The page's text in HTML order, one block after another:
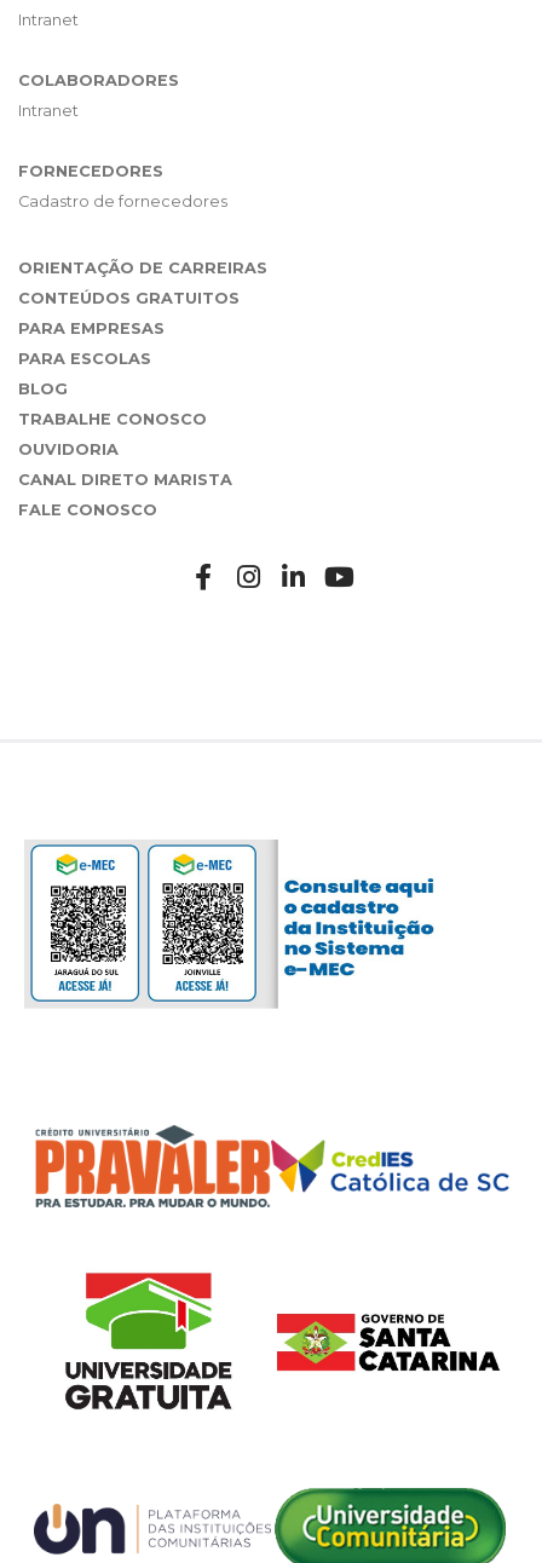
Intranet
COLABORADORES
Intranet
FORNECEDORES
Cadastro de fornecedores
ORIENTAÇÃO DE CARREIRAS
CONTEÚDOS GRATUITOS
PARA EMPRESAS
PARA ESCOLAS
BLOG
TRABALHE CONOSCO
OUVIDORIA
CANAL DIRETO MARISTA
FALE CONOSCO